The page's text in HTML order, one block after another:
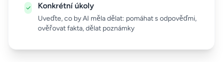
Konkrétní úkoly
Uveďte, co by AI měla dělat: pomáhat s odpověďmi,
ověřovat fakta, dělat poznámky